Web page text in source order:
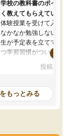
学校の教科書のポイント
く教えてもらえている
体験授業を受けて入塾し
なかなか勉強しない息子
生が予定表を立ててくれ
つ学習習慣がついてきま
指導が無い日も予定表
問できるのでとても助か
投稿日：
もっとみる